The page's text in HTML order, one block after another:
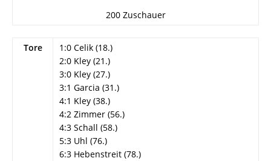
200 Zuschauer
Tore
1:0 Celik (18.)
2:0 Kley (21.)
3:0 Kley (27.)
3:1 Garcia (31.)
4:1 Kley (38.)
4:2 Zimmer (56.)
4:3 Schall (58.)
5:3 Uhl (76.)
6:3 Hebenstreit (78.)